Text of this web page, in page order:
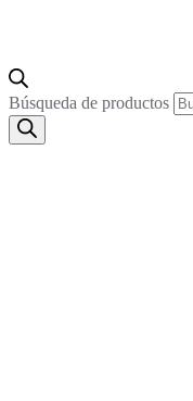
Búsqueda de productos